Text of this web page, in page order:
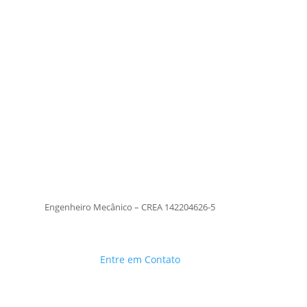
Engenheiro Mecânico – CREA 142204626-5
Entre em Contato